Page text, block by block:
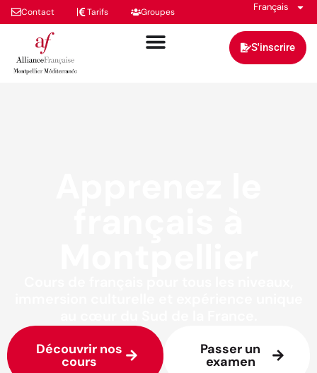
Contact Tarifs Groupes Français
S'inscrire
Découvrir nos
cours
Passer un
examen